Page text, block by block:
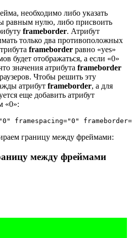
необходимо либо указать
равным нулю, либо присвоить
frameborder. Атрибут
только два противоположных
frameborder равно «yes»
будет отображаться, а если «0»
значения атрибута frameborder
Чтобы решить эту
атрибут frameborder, а для
еще добавить атрибут
«0»:
framespacing="0"
границу между фреймами:
между фреймами